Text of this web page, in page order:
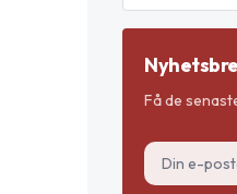
Få de